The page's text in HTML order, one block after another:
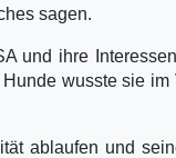
sagen.
und ihre
wusste sie im
ablaufen und